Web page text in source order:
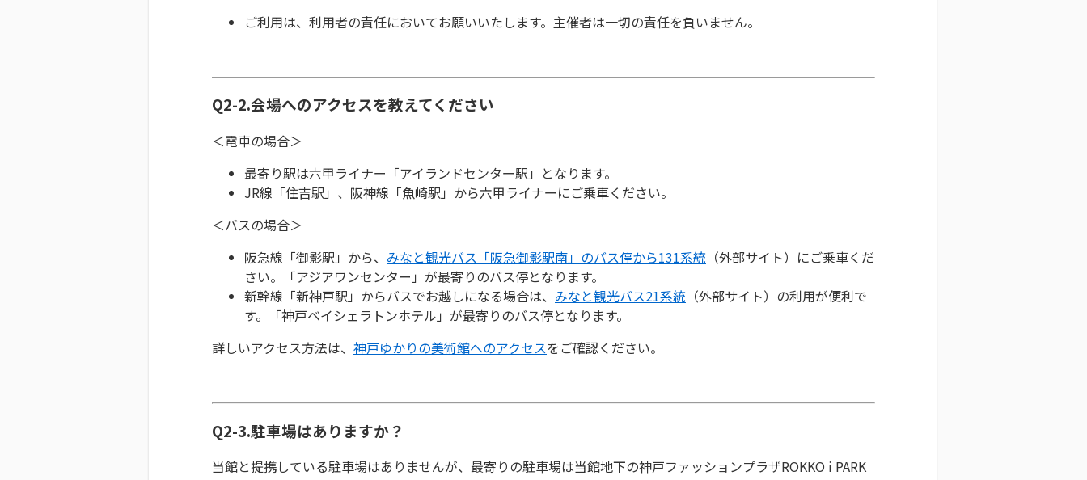
ご利用は、利用者の責任においてお願いいたします。主催者は一切の責任を負いません。
Q2-2.会場へのアクセスを教えてください
＜電車の場合＞
最寄り駅は六甲ライナー「アイランドセンター駅」となります。
JR線「住吉駅」、阪神線「魚崎駅」から六甲ライナーにご乗車ください。
＜バスの場合＞
阪急線「御影駅」から、 みなと観光バス「阪急御影駅南」のバス停から131系統 （外部サイト）にご乗車くだ
さい。「アジアワンセンター」が最寄りのバス停となります。
新幹線「新神戸駅」からバスでお越しになる場合は、 みなと観光バス21系統 （外部サイト）の利用が便利で
す。「神戸ベイシェラトンホテル」が最寄りのバス停となります。
詳しいアクセス方法は、 神戸ゆかりの美術館へのアクセスをご確認ください。
Q2-3.駐車場はありますか？
当館と提携している駐車場はありませんが、最寄りの駐車場は当館地下の神戸ファッションプラザROKKO i PARK